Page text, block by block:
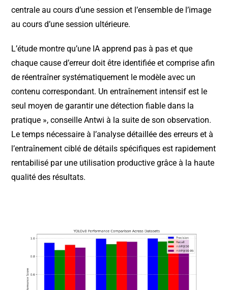
centrale au cours d’une session et l’ensemble de l’image
au cours d’une session ultérieure.
L’étude montre qu’une IA apprend pas à pas et que
chaque cause d’erreur doit être identifiée et comprise afin
de réentraîner systématiquement le modèle avec un
contenu correspondant. Un entraînement intensif est le
seul moyen de garantir une détection fiable dans la
pratique », conseille Antwi à la suite de son observation.
Le temps nécessaire à l’analyse détaillée des erreurs et à
l’entraînement ciblé de détails spécifiques est rapidement
rentabilisé par une utilisation productive grâce à la haute
qualité des résultats.